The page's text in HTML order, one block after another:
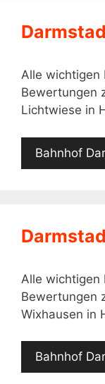
Alle wichtigen
Bewertungen
Lichtwiese in
Bahnhof
Alle wichtigen
Bewertungen
Wixhausen in
Bahnhof